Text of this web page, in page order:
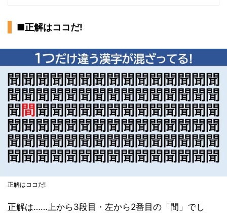
■正解はココだ!
正解はココだ!
正解は……上から3段目・左から2番目の「間」でし